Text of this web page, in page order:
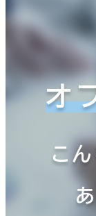
オ
こ